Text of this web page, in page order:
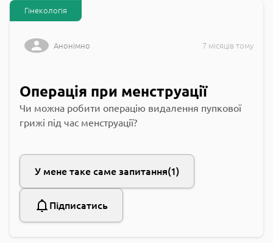
Гінекологія
Анонімно 7 місяців тому
Операція при менструації
Чи можна робити операцію видалення пупкової
грижі під час менструації?
У мене таке саме запитання 1
Підписатись